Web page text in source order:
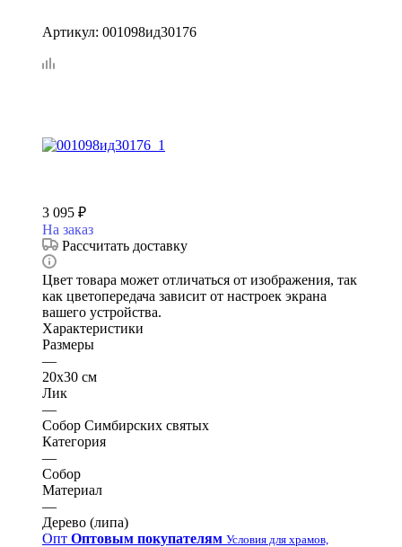
Артикул: 001098ид30176
3 095 ₽
На заказ
Рассчитать доставку
Цвет товара может отличаться от изображения, так
как цветопередача зависит от настроек экрана
вашего устройства.
Характеристики
Размеры
—
20х30 см
Лик
—
Собор Симбирских святых
Категория
—
Собор
Материал
—
Дерево (липа)
Опт Оптовым покупателям Условия для храмов,